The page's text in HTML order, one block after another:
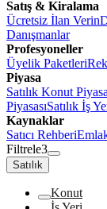
Satış & Kiralama
Ücretsiz İlan Verin
Danışmanlar
Profesyoneller
Üyelik Paketleri
Piyasa
Satılık Konut
PiyasasıSatılık İş
Kaynaklar
Satıcı Rehberi
Filtrele3
Satılık
Konut